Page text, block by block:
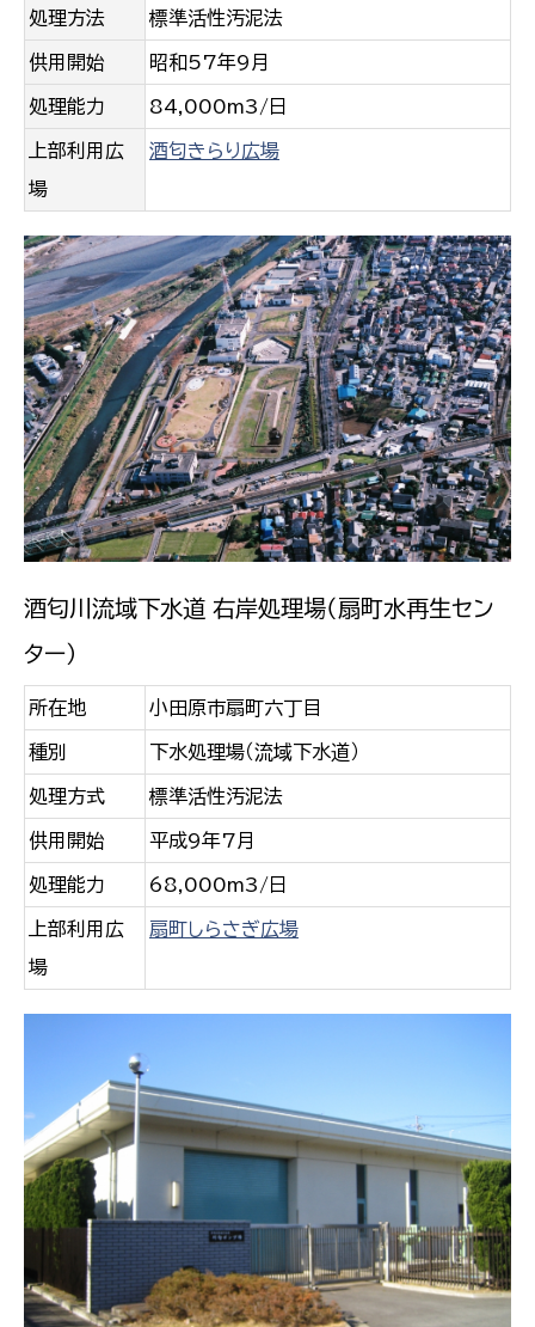
処理方法 標準活性汚泥法
供用開始 昭和57年9月
処理能力 84,000m3/日
上部利用広
場
酒匂きらり広場
酒匂川流域下水道 右岸処理場（扇町水再生セン
ター）
所在地 小田原市扇町六丁目
種別 下水処理場（流域下水道）
処理方式 標準活性汚泥法
供用開始 平成9年7月
処理能力 68,000m3/日
上部利用広
場
扇町しらさぎ広場